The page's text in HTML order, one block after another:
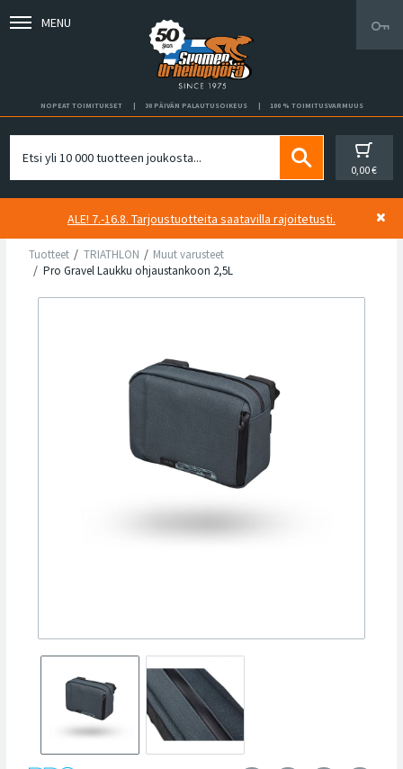
MENU
NOPEAT TOIMITUKSET 30 PÄIVÄN PALAUTUSOIKEUS 100 % TOIMITUSVARMUUS
0,00 €
ALE! 7.-16.8. Tarjoustuotteita saatavilla rajoitetusti.
Tuotteet TRIATHLON
Muut varusteet
Pro Gravel Laukku ohjaustankoon 2,5L